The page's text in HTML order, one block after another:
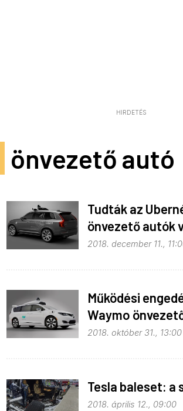
HIRDETÉS
önvezető autó
Tudták az
önvezető autók
2018. december 11.,
Működési
Waymo
Kaliforniában is
2018. október 31., 13:00
Tesla baleset: a
2018. április 12., 09:00